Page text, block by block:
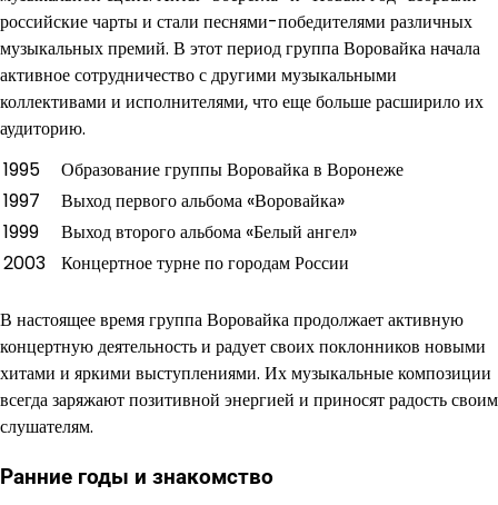
российские чарты и стали песнями-победителями различных
музыкальных премий. В этот период группа Воровайка начала
активное сотрудничество с другими музыкальными
коллективами и исполнителями, что еще больше расширило их
аудиторию.
1995
Образование группы Воровайка в Воронеже
1997
Выход первого альбома «Воровайка»
1999
Выход второго альбома «Белый ангел»
2003
Концертное турне по городам России
В настоящее время группа Воровайка продолжает активную
концертную деятельность и радует своих поклонников новыми
хитами и яркими выступлениями. Их музыкальные композиции
всегда заряжают позитивной энергией и приносят радость своим
слушателям.
Ранние годы и знакомство